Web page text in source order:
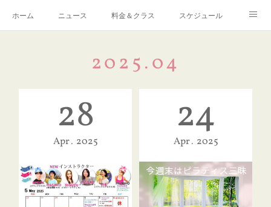
ホーム ニュース 料金＆クラス スケジュール
2025.04
28
Apr 2025
24
Apr 2025